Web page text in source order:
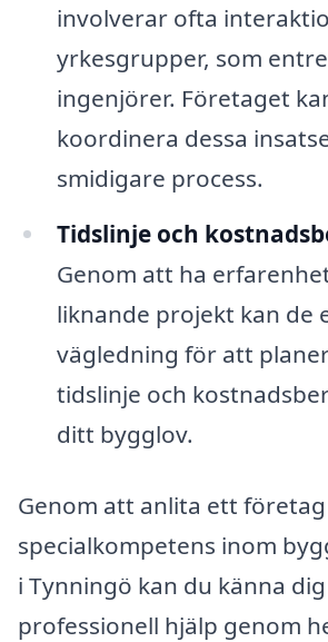
involverar ofta
yrkesgrupper, som
ingenjörer. Företaget
koordinera dessa
smidigare process.
Tidslinje och
Genom att ha
liknande projekt kan de
vägledning för att
tidslinje och
ditt bygglov.
Genom att anlita ett
specialkompetens inom
i Tynningö kan du känna
professionell hjälp genom